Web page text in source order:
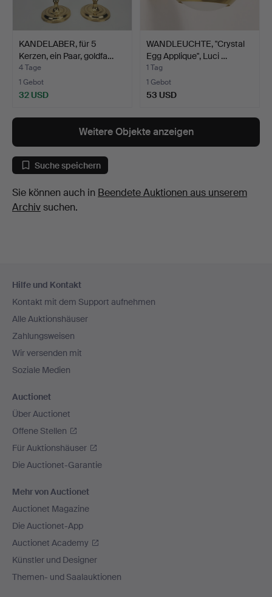
KANDELABER, für 5
Kerzen, ein Paar, goldfa…
4 Tage
1 Gebot
32 USD
WANDLEUCHTE, "Crystal
Egg Applique", Luci …
1 Tag
1 Gebot
53 USD
Weitere Objekte anzeigen
Suche speichern
Sie können auch in Beendete Auktionen aus unserem
Archivsuchen.
Navigation
Hilfe und Kontakt
Kontakt mit dem Support aufnehmen
Alle Auktionshäuser
Zahlungsweisen
Wir versenden mit
Soziale Medien
Auctionet
Über Auctionet
Offene Stellen
Für Auktionshäuser
Die Auctionet-Garantie
Mehr von Auctionet
Auctionet Magazine
Die Auctionet-App
Auctionet Academy
Künstler und Designer
Themen- und Saalauktionen